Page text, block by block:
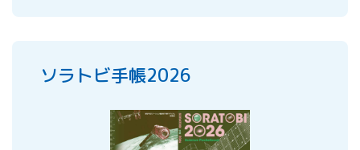
ソラトビ手帳2026